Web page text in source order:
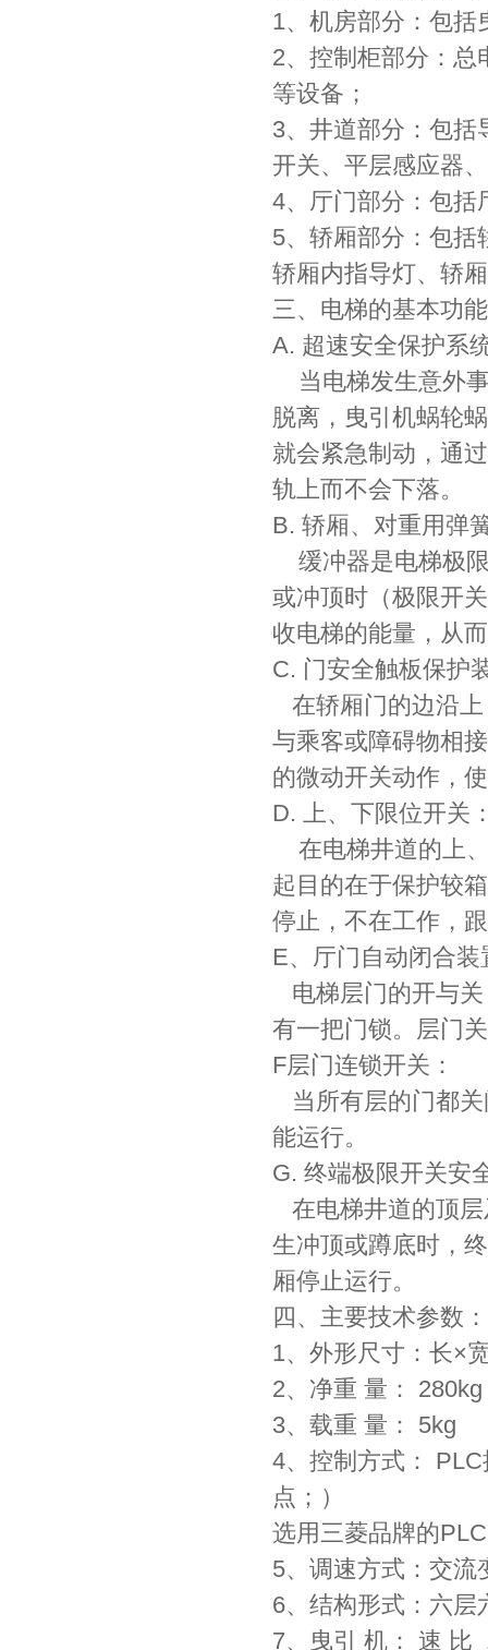
1、机房部分：包括
2、控制柜部分：总
等设备；
3、井道部分：包括
开关、平层感应器
4、厅门部分：包括
5、轿厢部分：包括
轿厢内指导灯、轿
三、电梯的基本功能
A. 超速安全保护系
当电梯发生意外
脱离，曳引机蜗轮
就会紧急制动，通
轨上而不会下落。
B. 轿厢、对重用弹
缓冲器是电梯极
或冲顶时（极限开
收电梯的能量，从
C. 门安全触板保护
在轿厢门的边沿
与乘客或障碍物相
的微动开关动作，
D. 上、下限位开关
在电梯井道的上
起目的在于保护较
停止，不在工作，
E、厅门自动闭合装
电梯层门的开与
有一把门锁。层门
F层门连锁开关：
当所有层的门都
能运行。
G. 终端极限开关安
在电梯井道的顶
生冲顶或蹲底时，
厢停止运行。
四、主要技术参数：
1、外形尺寸：长×
2、净重 量： 280kg
3、载重 量： 5kg
4、控制方式：
点；）
选用三菱品牌的
5、调速方式：交流
6、结构形式：六层
7、曳引 机： 速